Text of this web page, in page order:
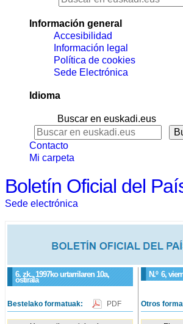
Información general
Accesibilidad
Información legal
Política de cookies
Sede Electrónica
Idioma
Buscar en euskadi.eus
Contacto
Mi carpeta
Boletín Oficial del
Sede electrónica
6. zk., 1997ko urtarrilaren 10a,
ostirala
N.º 6,
Bestelako formatuak: PDF Otros